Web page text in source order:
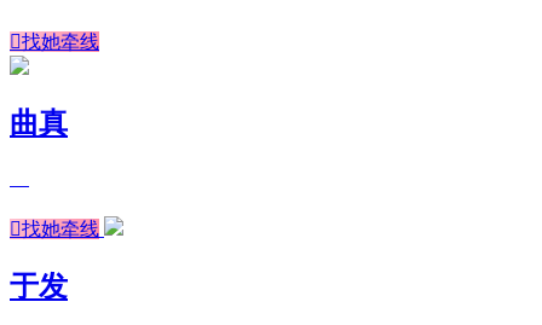
找她牵线
曲真
找她牵线
于发